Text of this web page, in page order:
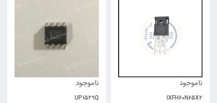
ناموجود
IXFH60N65X2
ناموجود
UP1529Q